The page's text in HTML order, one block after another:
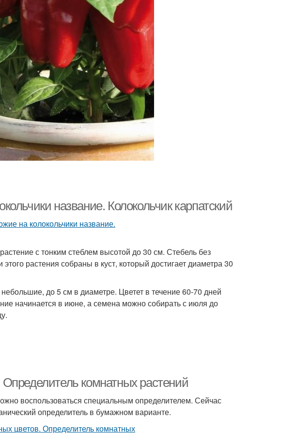
название. Колокольчик карпатский
с тонким стеблем высотой до 30 см. Стебель без
растения собраны в куст, который достигает диаметра 30
до 5 см в диаметре. Цветет в течение 60-70 дней
начинается в июне, а семена можно собирать с июля до
комнатных растений
воспользоваться специальным определителем. Сейчас
определитель в бумажном варианте.